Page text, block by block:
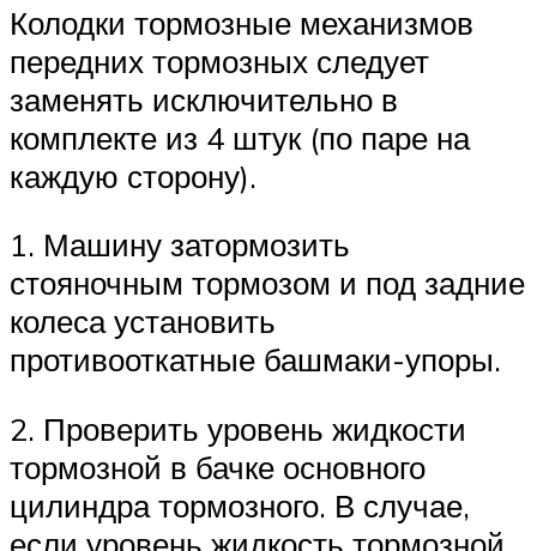
Колодки тормозные механизмов
передних тормозных следует
заменять исключительно в
комплекте из 4 штук (по паре на
каждую сторону).
1. Машину затормозить
стояночным тормозом и под задние
колеса установить
противооткатные башмаки-упоры.
2. Проверить уровень жидкости
тормозной в бачке основного
цилиндра тормозного. В случае,